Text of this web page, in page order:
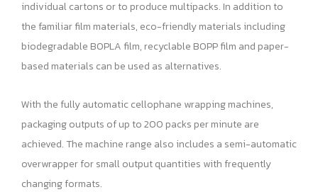
individual cartons or to produce multipacks. In addition to
the familiar film materials, eco-friendly materials including
biodegradable BOPLA film, recyclable BOPP film and paper-
based materials can be used as alternatives.
With the fully automatic cellophane wrapping machines,
packaging outputs of up to 200 packs per minute are
achieved. The machine range also includes a semi-automatic
overwrapper for small output quantities with frequently
changing formats.